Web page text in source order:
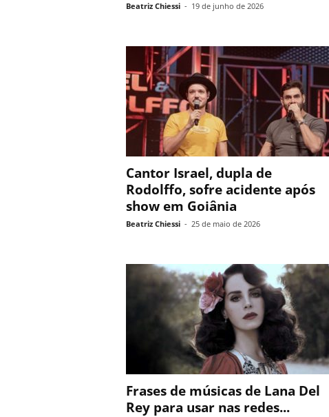
Beatriz Chiessi - 19 de junho de 2026
Cantor Israel, dupla de
Rodolffo, sofre acidente após
show em Goiânia
Beatriz Chiessi - 25 de maio de 2026
Frases de músicas de Lana Del
Rey para usar nas redes...